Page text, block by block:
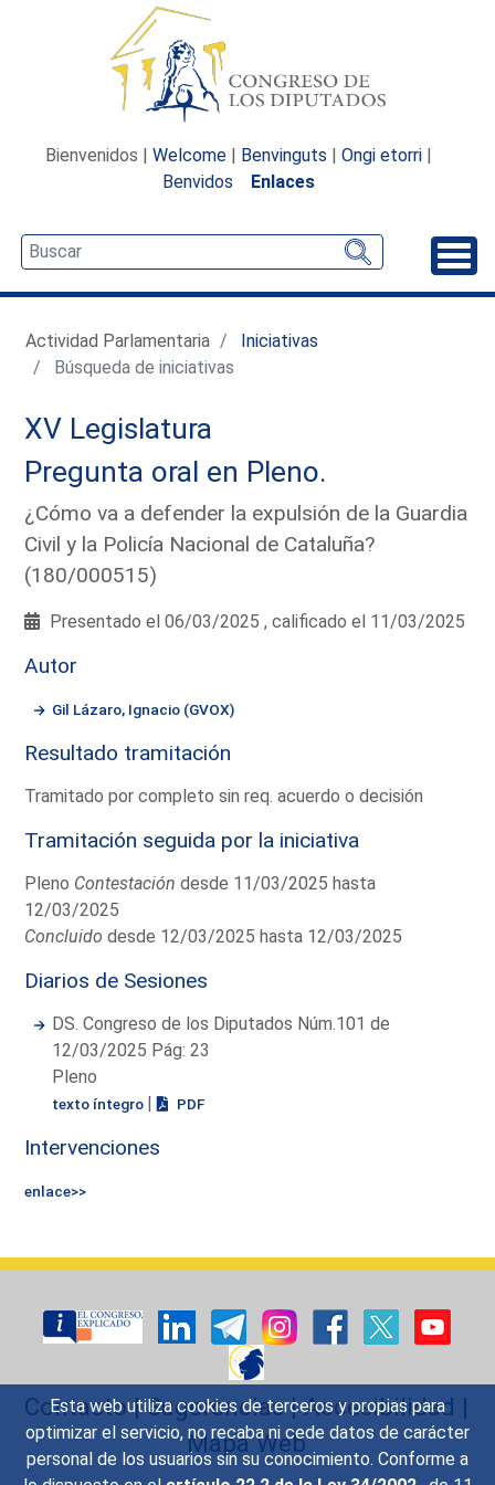
Esta web utiliza cookies de terceros y propias para
optimizar el servicio, no recaba ni cede datos de carácter
personal de los usuarios sin su conocimiento. Conforme a
Bienvenidos | Welcome | Benvinguts | Ongi etorri |
Benvidos
Enlaces
Actividad Parlamentaria
Iniciativas
Búsqueda de iniciativas
XV Legislatura
Pregunta oral en Pleno.
¿Cómo va a defender la expulsión de la Guardia
Civil y la Policía Nacional de Cataluña?
(180/000515)
Presentado el 06/03/2025 , calificado el 11/03/2025
Autor
Gil Lázaro, Ignacio (GVOX)
Resultado tramitación
Tramitado por completo sin req. acuerdo o decisión
Tramitación seguida por la iniciativa
Pleno Contestación desde 11/03/2025 hasta
12/03/2025
Concluido desde 12/03/2025 hasta 12/03/2025
Diarios de Sesiones
DS. Congreso de los Diputados Núm.101 de
12/03/2025 Pág: 23
Pleno
texto íntegro | PDF
Intervenciones
enlace>>
Contacto|Sugerencias|Accesibilidad |
Mapa Web